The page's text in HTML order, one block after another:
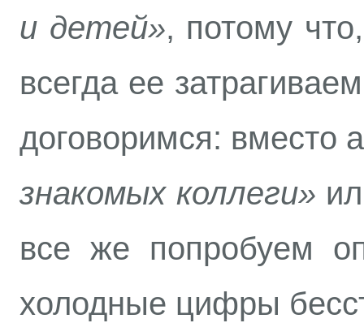
и детей», потому
всегда ее
договоримся: вместо
знакомых коллеги»
все же попробуем
холодные цифры